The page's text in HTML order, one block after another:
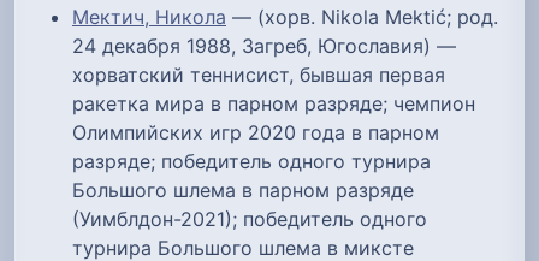
Мектич, Никола — (хорв. Nikola Mektić; род.
24 декабря 1988, Загреб, Югославия) —
хорватский теннисист, бывшая первая
ракетка мира в парном разряде; чемпион
Олимпийских игр 2020 года в парном
разряде; победитель одного турнира
Большого шлема в парном разряде
(Уимблдон-2021); победитель одного
турнира Большого шлема в миксте